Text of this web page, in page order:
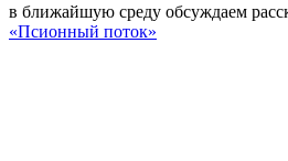
в ближайшую среду обсуждаем
«Псионный поток»